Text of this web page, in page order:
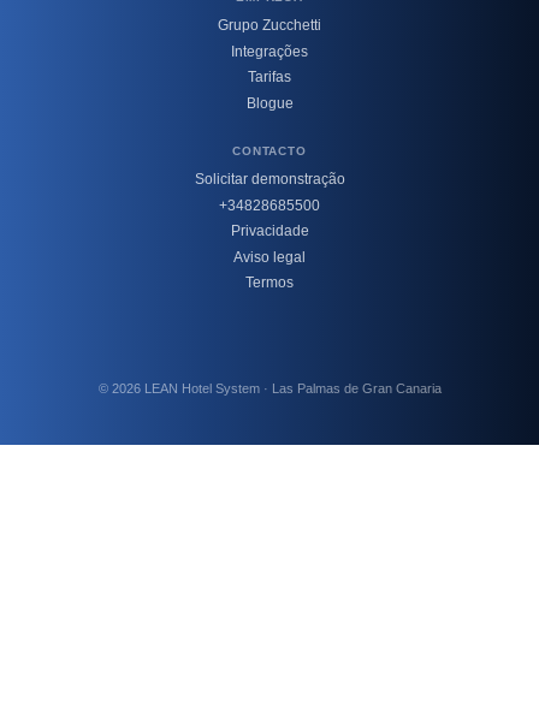
Grupo Zucchetti
Integrações
Tarifas
Blogue
CONTACTO
Solicitar demonstração
+34828685500
Privacidade
Aviso legal
Termos
© 2026 LEAN Hotel System · Las Palmas de Gran Canaria